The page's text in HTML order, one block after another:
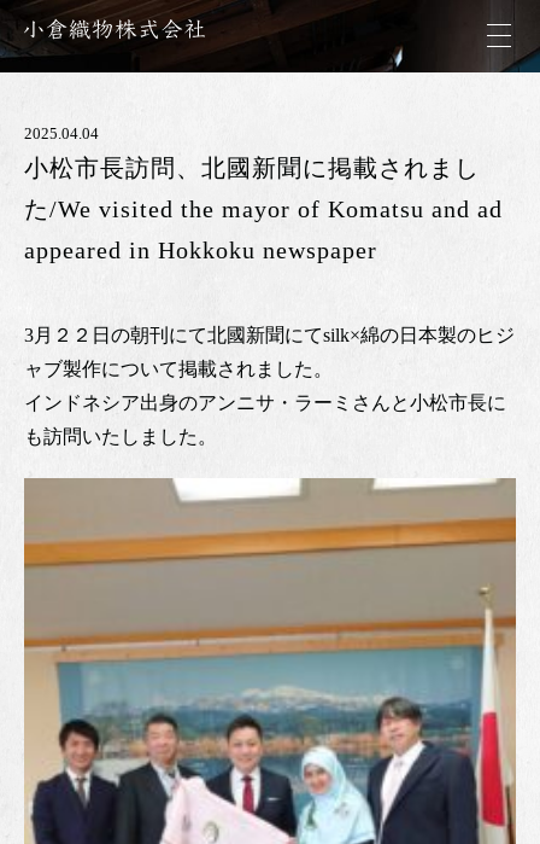
2025.04.04
小松市長訪問、北國新聞に掲載されまし
た/We visited the mayor of Komatsu and ad
appeared in Hokkoku newspaper
3月２２日の朝刊にて北國新聞にてsilk×綿の日本製のヒジ
ャブ製作について掲載されました。
インドネシア出身のアンニサ・ラーミさんと小松市長に
も訪問いたしました。